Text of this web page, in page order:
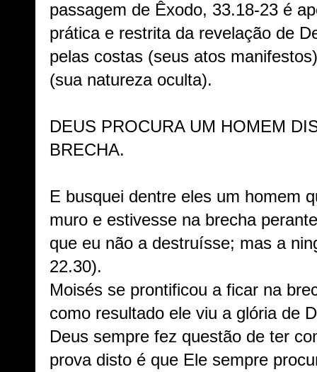
passagem de Êxodo, 33.18-23 é
prática e restrita da revelação de
pelas costas (seus atos
(sua natureza oculta).
DEUS PROCURA UM HOMEM
BRECHA.
E busquei dentre eles um homem
muro e estivesse na brecha
que eu não a destruísse; mas a
22.30).
Moisés se prontificou a ficar na
como resultado ele viu a glória de
Deus sempre fez questão de ter
prova disto é que Ele sempre